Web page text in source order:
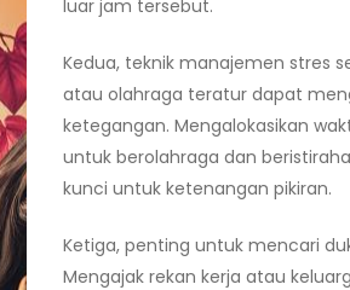
luar jam tersebut.
Kedua, teknik manajemen stres
atau olahraga teratur dapat
ketegangan. Mengalokasikan
untuk berolahraga dan
kunci untuk ketenangan pikiran.
Ketiga, penting untuk mencari
Mengajak rekan kerja atau